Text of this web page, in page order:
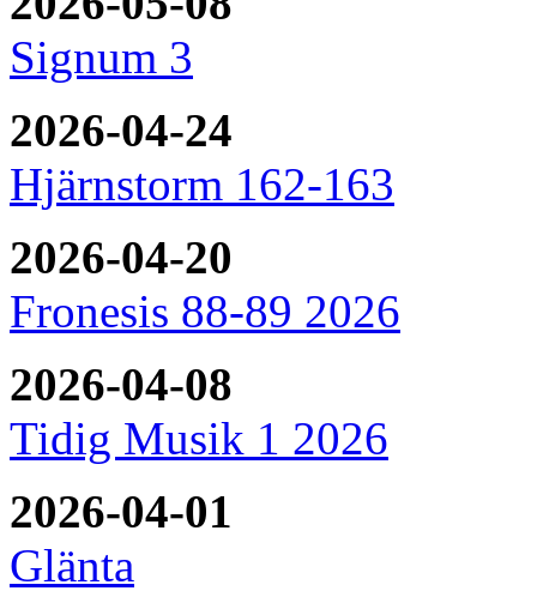
Signum 3
2026-04-24
Hjärnstorm 162-163
2026-04-20
Fronesis 88-89 2026
2026-04-08
Tidig Musik 1 2026
2026-04-01
Glänta